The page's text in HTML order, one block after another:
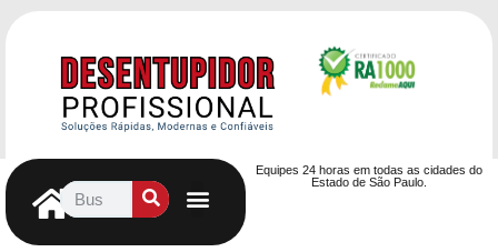
Equipes 24 horas em todas as cidades do
Estado de São Paulo.